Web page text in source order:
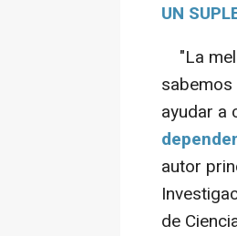
UN
"La
ayudar a
autor
de